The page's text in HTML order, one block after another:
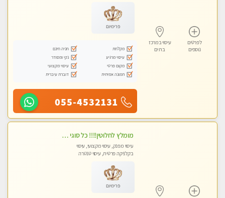
לפרטים
נוספים
עיסוי במרכז
בת ים
פרימיום
מקלחת
חניה חינם
עיסוי מרגיע
נקי ומסודר
מקום פרטי
עיסוי מקצועי
תמונה אמיתית
דוברת עיברית
055-4532131
מומלץ לחלוטין!!!! כל סוגי העיסויים מעסה מקצועית ואיכותית פרטי!!!
עיסוי מפנק, עיסוי מקצועי, עיסוי
בקלניקה פרטית, עיסוי טנטרה
פרימיום